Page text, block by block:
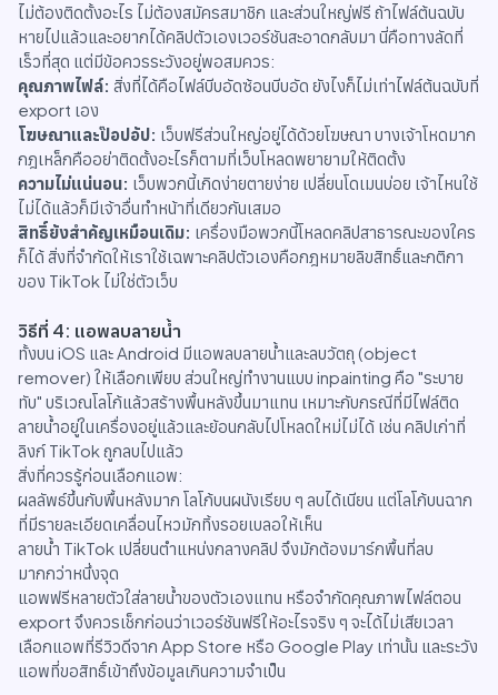
ไม่ต้องติดตั้งอะไร ไม่ต้องสมัครสมาชิก และส่วนใหญ่ฟรี ถ้าไฟล์ต้นฉบับ
หายไปแล้วและอยากได้คลิปตัวเองเวอร์ชันสะอาดกลับมา นี่คือทางลัดที่
เร็วที่สุด แต่มีข้อควรระวังอยู่พอสมควร:
คุณภาพไฟล์: สิ่งที่ได้คือไฟล์บีบอัดซ้อนบีบอัด ยังไงก็ไม่เท่าไฟล์ต้นฉบับที่
export เอง
โฆษณาและป๊อปอัป: เว็บฟรีส่วนใหญ่อยู่ได้ด้วยโฆษณา บางเจ้าโหดมาก
กฎเหล็กคืออย่าติดตั้งอะไรก็ตามที่เว็บโหลดพยายามให้ติดตั้ง
ความไม่แน่นอน: เว็บพวกนี้เกิดง่ายตายง่าย เปลี่ยนโดเมนบ่อย เจ้าไหนใช้
ไม่ได้แล้วก็มีเจ้าอื่นทำหน้าที่เดียวกันเสมอ
สิทธิ์ยังสำคัญเหมือนเดิม: เครื่องมือพวกนี้โหลดคลิปสาธารณะของใคร
ก็ได้ สิ่งที่จำกัดให้เราใช้เฉพาะคลิปตัวเองคือกฎหมายลิขสิทธิ์และกติกา
ของ TikTok ไม่ใช่ตัวเว็บ
วิธีที่ 4: แอพลบลายน้ำ
ทั้งบน iOS และ Android มีแอพลบลายน้ำและลบวัตถุ (object
remover) ให้เลือกเพียบ ส่วนใหญ่ทำงานแบบ inpainting คือ "ระบาย
ทับ" บริเวณโลโก้แล้วสร้างพื้นหลังขึ้นมาแทน เหมาะกับกรณีที่มีไฟล์ติด
ลายน้ำอยู่ในเครื่องอยู่แล้วและย้อนกลับไปโหลดใหม่ไม่ได้ เช่น คลิปเก่าที่
ลิงก์ TikTok ถูกลบไปแล้ว
สิ่งที่ควรรู้ก่อนเลือกแอพ:
ผลลัพธ์ขึ้นกับพื้นหลังมาก โลโก้บนผนังเรียบ ๆ ลบได้เนียน แต่โลโก้บนฉาก
ที่มีรายละเอียดเคลื่อนไหวมักทิ้งรอยเบลอให้เห็น
ลายน้ำ TikTok เปลี่ยนตำแหน่งกลางคลิป จึงมักต้องมาร์กพื้นที่ลบ
มากกว่าหนึ่งจุด
แอพฟรีหลายตัวใส่ลายน้ำของตัวเองแทน หรือจำกัดคุณภาพไฟล์ตอน
export จึงควรเช็กก่อนว่าเวอร์ชันฟรีให้อะไรจริง ๆ จะได้ไม่เสียเวลา
เลือกแอพที่รีวิวดีจาก App Store หรือ Google Play เท่านั้น และระวัง
แอพที่ขอสิทธิ์เข้าถึงข้อมูลเกินความจำเป็น